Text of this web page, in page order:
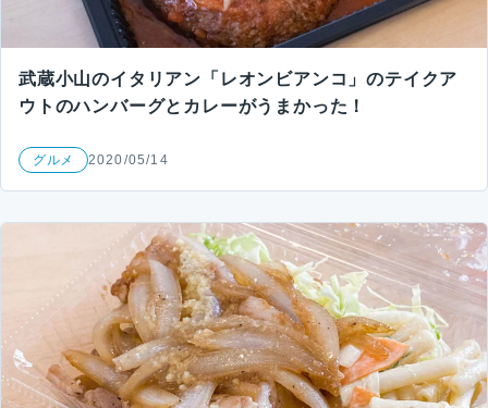
武蔵小山のイタリアン「レオンビアンコ」のテイクア
ウトのハンバーグとカレーがうまかった！
グルメ 2020/05/14